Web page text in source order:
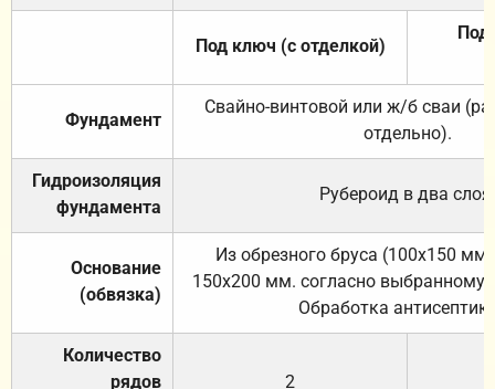
Под ключ (с отделкой)
Под
Фундамент
Свайно-винтовой или ж/б сваи
отдельно).
Гидроизоляция
фундамента
Рубероид в два слоя.
Основание
(обвязка)
Из обрезного бруса (100х150
150х200 мм. согласно выбранному
Обработка
Количество
рядов
2